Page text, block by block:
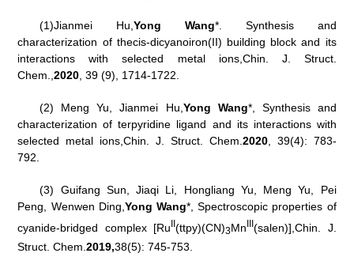
(1)Jianmei Hu,Yong Wang*. Synthesis and
characterization of thecis-dicyanoiron(II) building block and its
interactions with selected metal ions, Chin. J. Struct.
Chem. ,2020 , 39 (9), 1714-1722.
(2) Meng Yu, Jianmei Hu, Yong Wang*, Synthesis and
characterization of terpyridine ligand and its interactions with
selected metal ions,Chin. J. Struct. Chem. 2020, 39(4): 783-
792.
(3) Guifang Sun, Jiaqi Li, Hongliang Yu, Meng Yu, Pei
Peng, Wenwen Ding, Yong Wang*, Spectroscopic properties of
cyanide-bridged complex [RuII(ttpy)(CN)3MnIII(salen)],Chin. J.
Struct. Chem.2019,38(5): 745-753.